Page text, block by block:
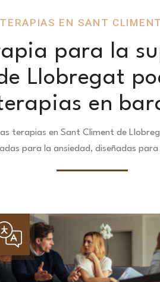
EN SANT
para la
Llobregat
en
terapias en Sant Climent de
para la ansiedad, diseñadas